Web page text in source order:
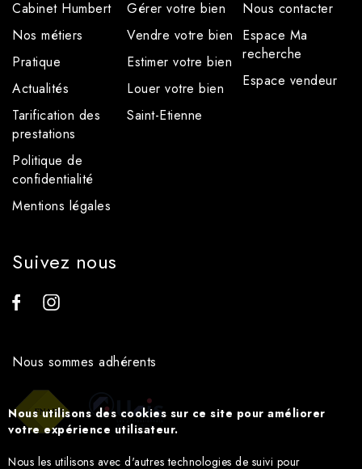
Cabinet Humbert
Nos métiers
Pratique
Actualités
Tarification des
prestations
Politique de
confidentialité
Mentions légales
Gérer votre bien
Vendre votre bien
Estimer votre bien
Louer votre bien
Saint-Etienne
Nous contacter
Espace Ma
recherche
Espace vendeur
Suivez nous
Nous sommes adhérents
Nous utilisons des cookies sur ce site pour améliorer
votre expérience utilisateur.
Nous les utilisons avec d'autres technologies de suivi pour